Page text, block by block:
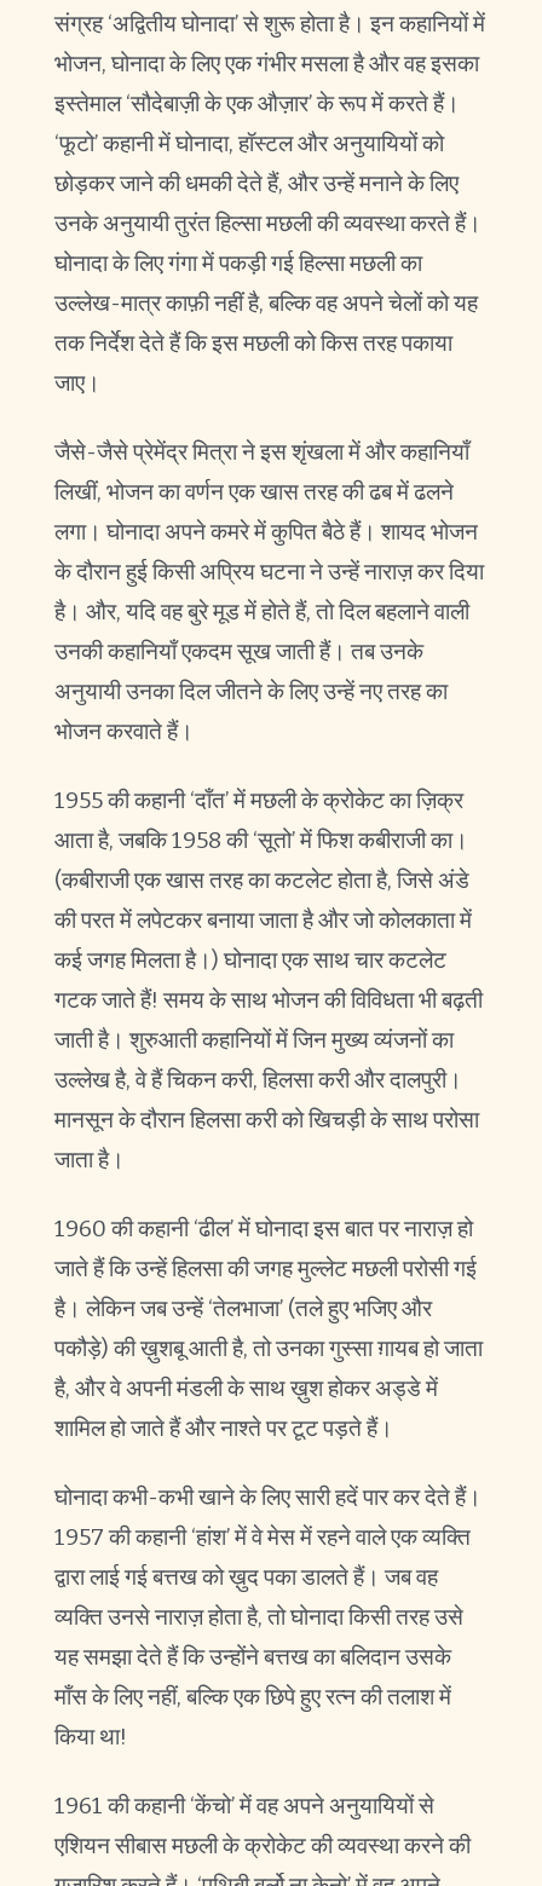
संग्रह ‘अद्वितीय घोनादा’ से शुरू होता है। इन कहानियों में
भोजन, घोनादा के लिए एक गंभीर मसला है और वह इसका
इस्तेमाल ‘सौदेबाज़ी के एक औज़ार’ के रूप में करते हैं।
‘फूटो’ कहानी में घोनादा, हॉस्टल और अनुयायियों को
छोड़कर जाने की धमकी देते हैं, और उन्हें मनाने के लिए
उनके अनुयायी तुरंत हिल्सा मछली की व्यवस्था करते हैं।
घोनादा के लिए गंगा में पकड़ी गई हिल्सा मछली का
उल्लेख-मात्र काफ़ी नहीं है, बल्कि वह अपने चेलों को यह
तक निर्देश देते हैं कि इस मछली को किस तरह पकाया
जाए।
जैसे-जैसे प्रेमेंद्र मित्रा ने इस शृंखला में और कहानियाँ
लिखीं, भोजन का वर्णन एक खास तरह की ढब में ढलने
लगा। घोनादा अपने कमरे में कुपित बैठे हैं। शायद भोजन
के दौरान हुई किसी अप्रिय घटना ने उन्हें नाराज़ कर दिया
है। और, यदि वह बुरे मूड में होते हैं, तो दिल बहलाने वाली
उनकी कहानियाँ एकदम सूख जाती हैं। तब उनके
अनुयायी उनका दिल जीतने के लिए उन्हें नए तरह का
भोजन करवाते हैं।
1955 की कहानी ‘दाँत’ में मछली के क्रोकेट का ज़िक्र
आता है, जबकि 1958 की ‘सूतो’ में फिश कबीराजी का।
(कबीराजी एक खास तरह का कटलेट होता है, जिसे अंडे
की परत में लपेटकर बनाया जाता है और जो कोलकाता में
कई जगह मिलता है।) घोनादा एक साथ चार कटलेट
गटक जाते हैं! समय के साथ भोजन की विविधता भी बढ़ती
जाती है। शुरुआती कहानियों में जिन मुख्य व्यंजनों का
उल्लेख है, वे हैं चिकन करी, हिलसा करी और दालपुरी।
मानसून के दौरान हिलसा करी को खिचड़ी के साथ परोसा
जाता है।
1960 की कहानी ‘ढील’ में घोनादा इस बात पर नाराज़ हो
जाते हैं कि उन्हें हिलसा की जगह मुल्लेट मछली परोसी गई
है। लेकिन जब उन्हें ‘तेलभाजा’ (तले हुए भजिए और
पकौड़े) की ख़ुशबू आती है, तो उनका गुस्सा ग़ायब हो जाता
है, और वे अपनी मंडली के साथ ख़ुश होकर अड्डे में
शामिल हो जाते हैं और नाश्ते पर टूट पड़ते हैं।
घोनादा कभी-कभी खाने के लिए सारी हदें पार कर देते हैं।
1957 की कहानी ‘हांश’ में वे मेस में रहने वाले एक व्यक्ति
द्वारा लाई गई बत्तख को ख़ुद पका डालते हैं। जब वह
व्यक्ति उनसे नाराज़ होता है, तो घोनादा किसी तरह उसे
यह समझा देते हैं कि उन्होंने बत्तख का बलिदान उसके
माँस के लिए नहीं, बल्कि एक छिपे हुए रत्न की तलाश में
किया था!
1961 की कहानी ‘केंचो’ में वह अपने अनुयायियों से
एशियन सीबास मछली के क्रोकेट की व्यवस्था करने की